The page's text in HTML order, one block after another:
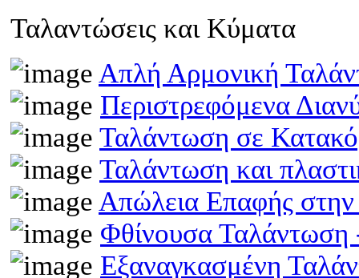
Ταλαντώσεις και Κύματα
Απλή Αρμονική
Περιστρεφόμενα
Ταλάντωση σε
Ταλάντωση και
Απώλεια Επαφής
Φθίνουσα
Εξαναγκασμένη